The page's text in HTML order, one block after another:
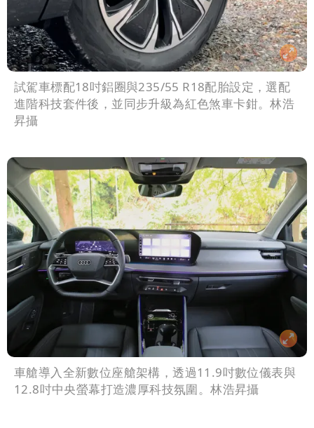
試駕車標配18吋鋁圈與235/55 R18配胎設定，選配
進階科技套件後，並同步升級為紅色煞車卡鉗。林浩
昇攝
車艙導入全新數位座艙架構，透過11.9吋數位儀表與
12.8吋中央螢幕打造濃厚科技氛圍。林浩昇攝